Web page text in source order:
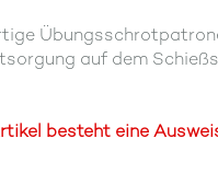
auf dem
besteht eine